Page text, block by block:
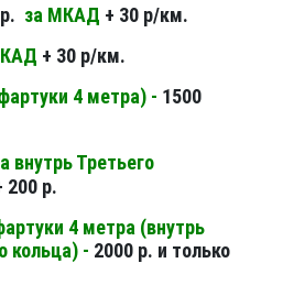
за МКАД + 30 р/км.
+ 30 р/км.
4 метра) - 1500
внутрь Третьего
200 р.
4 метра (внутрь
кольца) - 2000 р. и только